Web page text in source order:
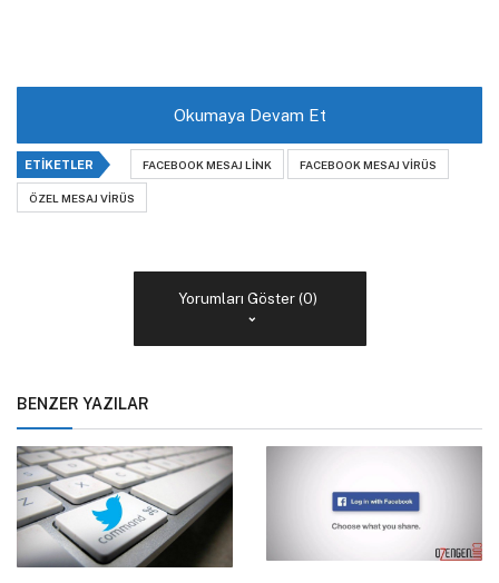
Okumaya Devam Et
ETIKETLER FACEBOOK MESAJ LINK FACEBOOK MESAJ VIRÜS
ÖZEL MESAJ VIRÜS
Yorumları Göster (0)
BENZER YAZILAR